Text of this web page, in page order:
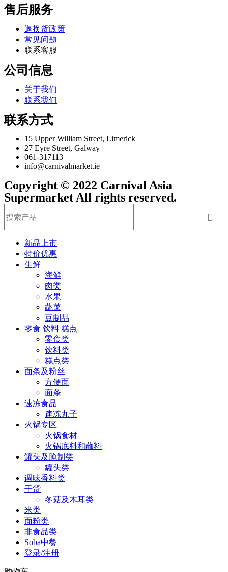
售后服务
退换货政策
常见问题
联系客服
公司信息
关于我们
联系我们
联系方式
15 Upper William Street, Limerick
27 Eyre Street, Galway
061-317113
info@carnivalmarket.ie
Copyright © 2022 Carnival Asia
Supermarket All rights reserved.
新品上市
特价优惠
生鲜
海鲜
肉类
水果
蔬菜
豆制品
零食 饮料 糕点
零食类
饮料类
糕点类
面条及粉丝
方便面
面条
速冻食品
速冻丸子
火锅专区
火锅食材
火锅底料和蘸料
罐头及腌制类
罐头类
调味香料类
干货
冬菇及木耳类
米类
面粉类
非食品类
Soba中餐
登录/注册